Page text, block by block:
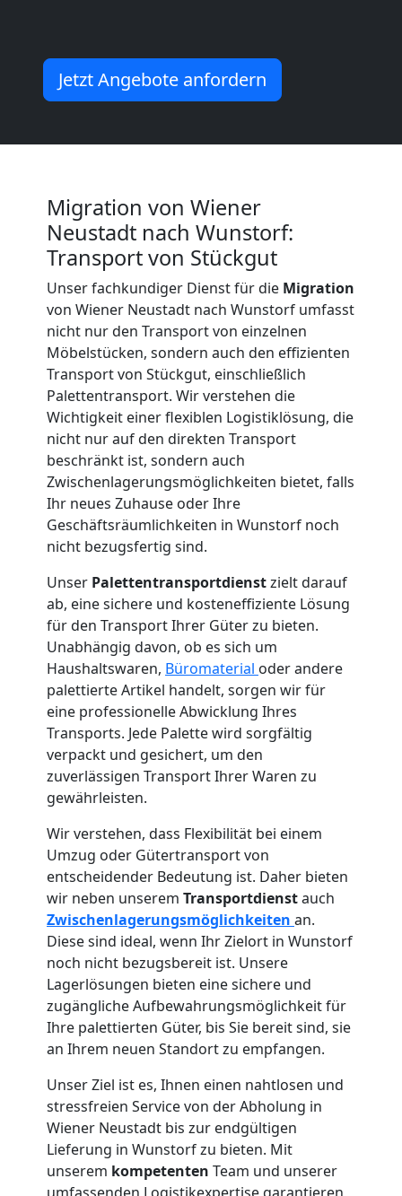
Jetzt Angebote anfordern
Migration von Wiener
Neustadt nach Wunstorf:
Transport von Stückgut
Unser fachkundiger Dienst für die Migration
von Wiener Neustadt nach Wunstorf umfasst
nicht nur den Transport von einzelnen
Möbelstücken, sondern auch den effizienten
Transport von Stückgut, einschließlich
Palettentransport. Wir verstehen die
Wichtigkeit einer flexiblen Logistiklösung, die
nicht nur auf den direkten Transport
beschränkt ist, sondern auch
Zwischenlagerungsmöglichkeiten bietet, falls
Ihr neues Zuhause oder Ihre
Geschäftsräumlichkeiten in Wunstorf noch
nicht bezugsfertig sind.
Unser Palettentransportdienstzielt darauf
ab, eine sichere und kosteneffiziente Lösung
für den Transport Ihrer Güter zu bieten.
Unabhängig davon, ob es sich um
Haushaltswaren, Büromaterial oder andere
palettierte Artikel handelt, sorgen wir für
eine professionelle Abwicklung Ihres
Transports. Jede Palette wird sorgfältig
verpackt und gesichert, um den
zuverlässigen Transport Ihrer Waren zu
gewährleisten.
Wir verstehen, dass Flexibilität bei einem
Umzug oder Gütertransport von
entscheidender Bedeutung ist. Daher bieten
wir neben unserem Transportdienstauch
Zwischenlagerungsmöglichkeiten an.
Diese sind ideal, wenn Ihr Zielort in Wunstorf
noch nicht bezugsbereit ist. Unsere
Lagerlösungen bieten eine sichere und
zugängliche Aufbewahrungsmöglichkeit für
Ihre palettierten Güter, bis Sie bereit sind, sie
an Ihrem neuen Standort zu empfangen.
Unser Ziel ist es, Ihnen einen nahtlosen und
stressfreien Service von der Abholung in
Wiener Neustadt bis zur endgültigen
Lieferung in Wunstorf zu bieten. Mit
unserem kompetenten Team und unserer
und
Lagerung
Neustadt
Full-
Service-
Umzug
Wiener
Neustadt
Qualitäts-
Umzüge
Wiener
Neustadt
Vereinsumzug
Wiener
Neustadt
Anfrage
Möbeltransport
National
Möbeltransport
International
Beiladung